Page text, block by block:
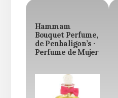
Hammam
Bouquet Perfume,
de Penhaligon’s ·
Perfume de Mujer